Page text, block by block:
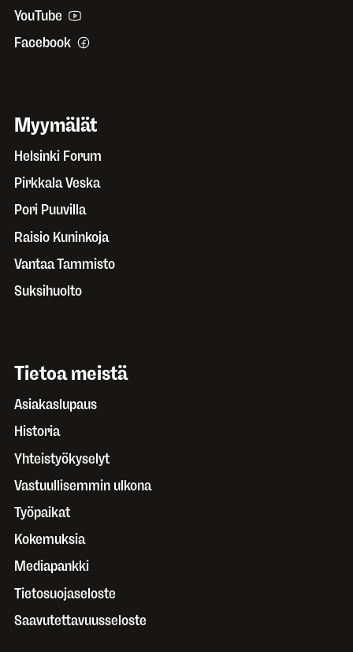
YouTube
Facebook
Myymälät
Helsinki Forum
Pirkkala Veska
Pori Puuvilla
Raisio Kuninkoja
Vantaa Tammisto
Suksihuolto
Tietoa meistä
Asiakaslupaus
Historia
Yhteistyökyselyt
Vastuullisemmin ulkona
Työpaikat
Kokemuksia
Mediapankki
Tietosuojaseloste
Saavutettavuusseloste